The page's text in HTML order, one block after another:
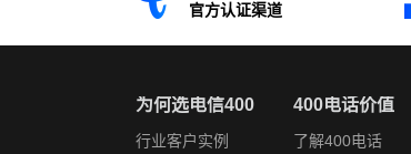
官方认证渠道
为何选电信400
行业客户实例
400电话价值
了解400电话